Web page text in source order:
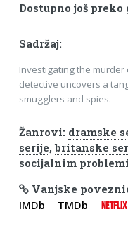
Dostupno još preko
Sadržaj:
Investigating the murder
detective uncovers a
smugglers and spies.
Žanrovi: dramske
serije, britanske
socijalnim
Vanjske
IMDb TMDb NETFLIX